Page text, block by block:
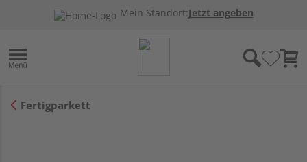
Mein Standort:Jetzt angeben
Fertigparkett